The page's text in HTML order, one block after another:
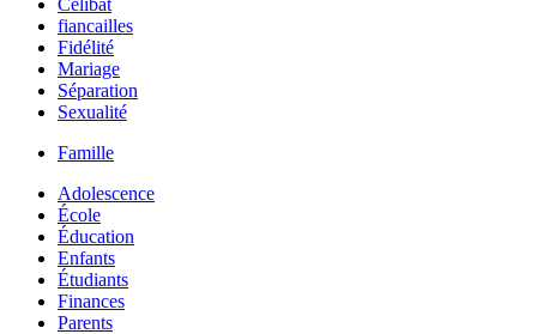
Célibat
fiancailles
Fidélité
Mariage
Séparation
Sexualité
Famille
Adolescence
École
Éducation
Enfants
Étudiants
Finances
Parents